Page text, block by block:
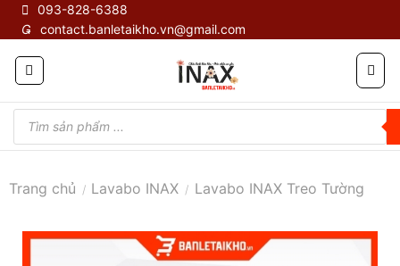
Skip
content
093-828-6388
contact.banletaikho.vn@gmail.com
Tìm
kiếm
phẩm
Trang chủ / Lavabo INAX / Lavabo INAX Treo Tường